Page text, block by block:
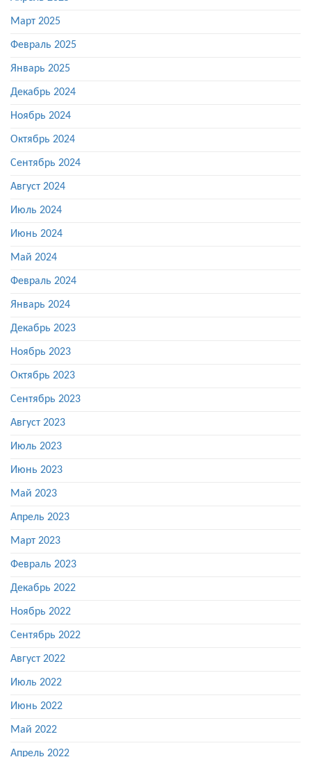
Март 2025
Февраль 2025
Январь 2025
Декабрь 2024
Ноябрь 2024
Октябрь 2024
Сентябрь 2024
Август 2024
Июль 2024
Июнь 2024
Май 2024
Февраль 2024
Январь 2024
Декабрь 2023
Ноябрь 2023
Октябрь 2023
Сентябрь 2023
Август 2023
Июль 2023
Июнь 2023
Май 2023
Апрель 2023
Март 2023
Февраль 2023
Декабрь 2022
Ноябрь 2022
Сентябрь 2022
Август 2022
Июль 2022
Июнь 2022
Май 2022
Апрель 2022